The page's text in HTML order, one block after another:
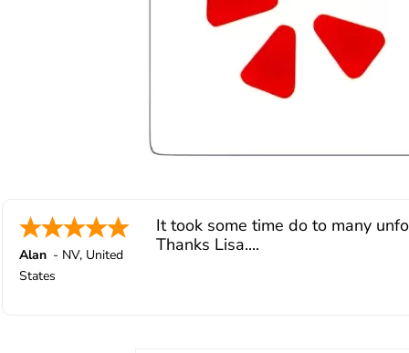
Alan - NV, United
States
It took some time do to many
Thanks Lisa....